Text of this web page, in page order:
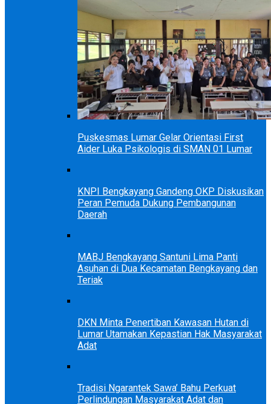
Puskesmas Lumar Gelar Orientasi First
Aider Luka Psikologis di SMAN 01 Lumar
KNPI Bengkayang Gandeng OKP Diskusikan
Peran Pemuda Dukung Pembangunan
Daerah
MABJ Bengkayang Santuni Lima Panti
Asuhan di Dua Kecamatan Bengkayang dan
Teriak
DKN Minta Penertiban Kawasan Hutan di
Lumar Utamakan Kepastian Hak Masyarakat
Adat
Tradisi Ngarantek Sawa’ Bahu Perkuat
Perlindungan Masyarakat Adat dan